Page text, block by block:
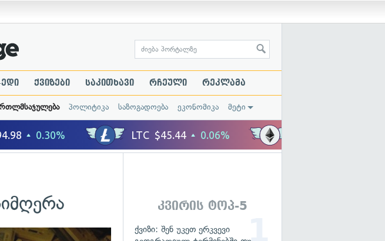
ქვიზები საკითხავი რჩეული რეკლამა
პოლიტიკა საზოგადოება ეკონომიკა მეტი
კვირის ტოპ-5
ქვიზი: შენ უკეთ ერკვევი